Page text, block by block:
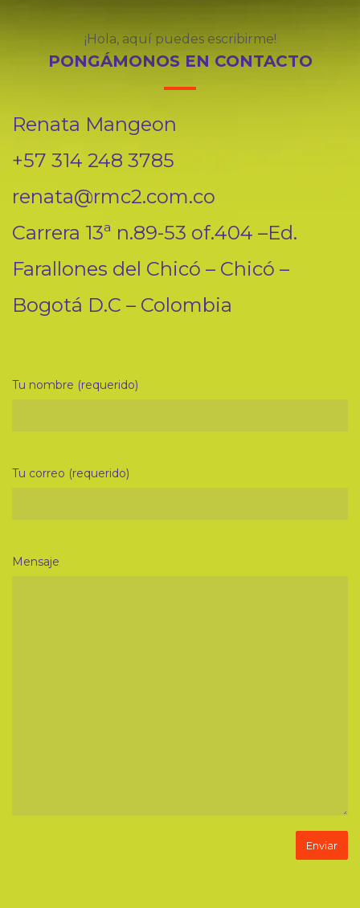
¡Hola, aquí puedes escribirme!
PONGÁMONOS EN CONTACTO
Renata Mangeon
+57 314 248 3785
renata@rmc2.com.co
Carrera 13ª n.89-53 of.404 –Ed.
Farallones del Chicó – Chicó –
Bogotá D.C – Colombia
Tu nombre (requerido)
Tu correo (requerido)
Mensaje